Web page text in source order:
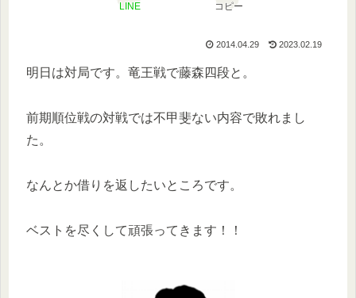
LINE コピー
2014.04.29 2023.02.19
明日は対局です。竜王戦で藤森四段と。
前期順位戦の対戦では不甲斐ない内容で敗れまし
た。
なんとか借りを返したいところです。
ベストを尽くして頑張ってきます！！